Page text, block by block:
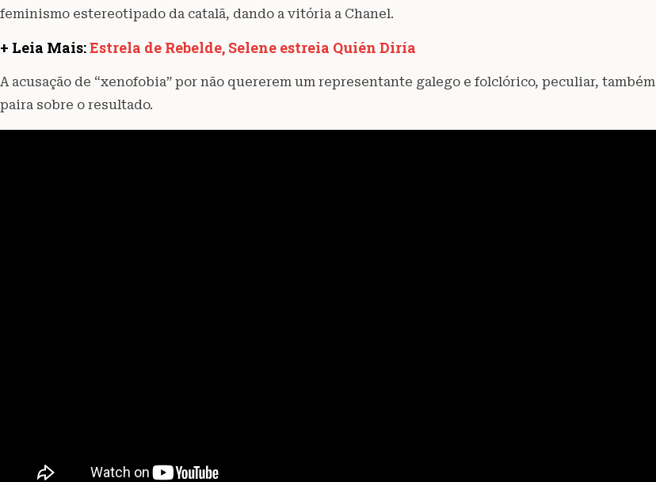
feminismo estereotipado da catalã, dando a vitória a Chanel.
+ Leia Mais:Estrela de Rebelde, Selene estreia Quién Diría
A acusação de “xenofobia” por não quererem um representante galego e folclórico, peculiar, também
paira sobre o resultado.